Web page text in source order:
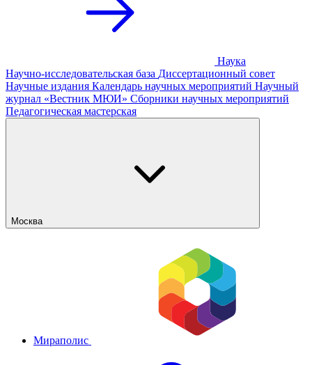
Наука
Научно-исследовательская база Диссертационный совет
Научные издания Календарь научных мероприятий Научный
журнал «Вестник МЮИ» Сборники научных мероприятий
Педагогическая мастерская
Москва
Мираполис